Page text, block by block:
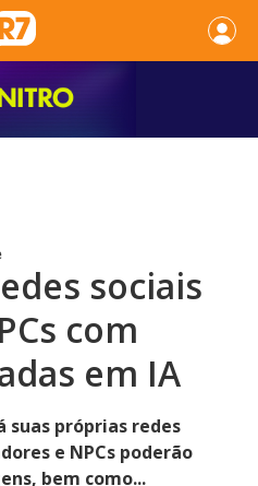
sociais
com
em IA
suas próprias redes
e NPCs poderão
bem como...